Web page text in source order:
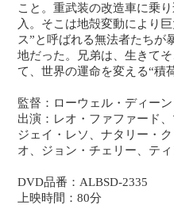
こと。重武装の改造車に乗
入。そこは地殻変動により
ス”と呼ばれる無法者たちが
地だった。兄弟は、生きて
て、世界の運命を変える“積
監督：ローウェル・ディーン
出演：レオ・ファファード
ジェイ・レソ、ナタリー・
オ、ジョン・チェリー、テ
DVD品番：ALBSD-2335
上映時間：80分